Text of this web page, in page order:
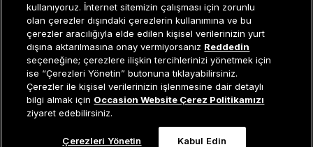
Tükendi
Müşteri İlişkileri0 850 800 01 20
Occasion bir EREN PERAKENDE markasıdır. © Eren Holding
kullanıyoruz. İnternet sitemizin çalışması için zorunlu
olan çerezler dışındaki çerezlerin kullanımına ve bu
çerezler aracılığıyla elde edilen kişisel verilerinizin yurt
dışına aktarılmasına onay vermiyorsanız Reddedin
seçeneğine; çerezlere ilişkin tercihlerinizi yönetmek için
ise “Çerezleri Yönetin” butonuna tıklayabilirsiniz.
Çerezler ile kişisel verilerinizin işlenmesine dair detaylı
bilgi almak için Occasion Website Çerez Politikamızı
ziyaret edebilirsiniz.
Çerezleri Yönetin Kabul Edin